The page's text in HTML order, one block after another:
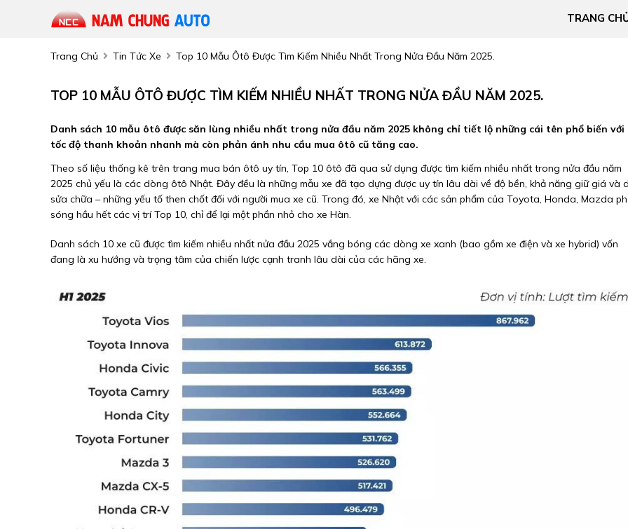
TRANG
Trang Chủ Tin Tức Xe Top 10 Mẫu Ôtô Được Tìm Kiếm Nhiều Nhất Trong Nửa Đầu Năm 2025.
TOP 10 MẪU ÔTÔ ĐƯỢC TÌM KIẾM NHIỀU NHẤT TRONG NỬA ĐẦU NĂM 2025.
Danh sách 10 mẫu ôtô được săn lùng nhiều nhất trong nửa đầu năm 2025 không chỉ tiết lộ những cái tên phổ biến với
tốc độ thanh khoản nhanh mà còn phản ánh nhu cầu mua ôtô cũ tăng cao.
Theo số liệu thống kê trên trang mua bán ôtô uy tín, Top 10 ôtô đã qua sử dụng được tìm kiếm nhiều nhất trong nửa đầu năm
2025 chủ yếu là các dòng ôtô Nhật. Đây đều là những mẫu xe đã tạo dựng được uy tín lâu dài về độ bền, khả năng giữ giá và
sửa chữa – những yếu tố then chốt đối với người mua xe cũ. Trong đó, xe Nhật với các sản phẩm của Toyota, Honda, Mazda
sóng hầu hết các vị trí Top 10, chỉ để lại một phần nhỏ cho xe Hàn.
Danh sách 10 xe cũ được tìm kiếm nhiều nhất nửa đầu 2025 vắng bóng các dòng xe xanh (bao gồm xe điện và xe hybrid) vốn
đang là xu hướng và trọng tâm của chiến lược cạnh tranh lâu dài của các hãng xe.